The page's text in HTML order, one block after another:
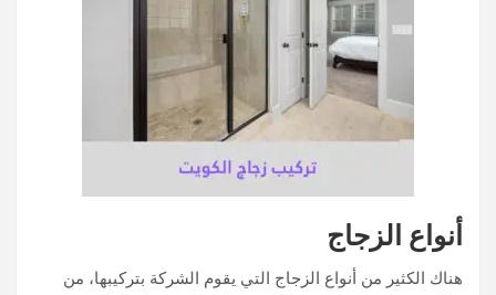
أنواع الزجاج
هناك الكثير من أنواع الزجاج التي يقوم الشركة بتركيبها، من